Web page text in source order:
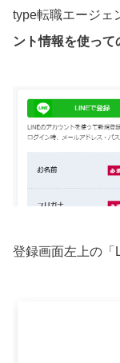
type転職エージェ
ント情報を使って
登録画面左上の「